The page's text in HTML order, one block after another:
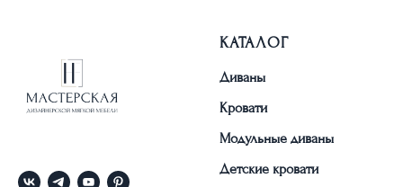
КАТАЛОГ
Диваны
Кровати
Модульные диваны
Детские кровати